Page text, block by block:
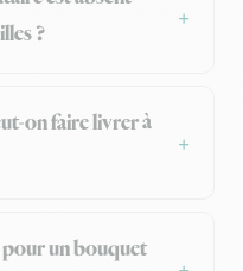
?
on faire livrer à
pour un bouquet